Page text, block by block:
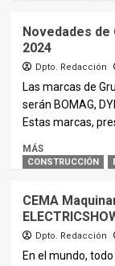
Novedades de
2024
Dpto. Redacción
Las marcas de
serán BOMAG,
Estas marcas,
MÁS
CONSTRUCCIÓN
CEMA
Dpto. Redacción
En el mundo,